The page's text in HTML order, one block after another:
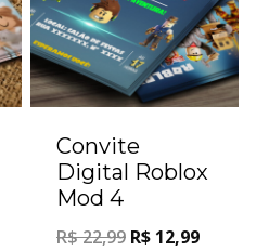
Convite
Digital Roblox
Mod 4
R$22,99 R$ 12,99